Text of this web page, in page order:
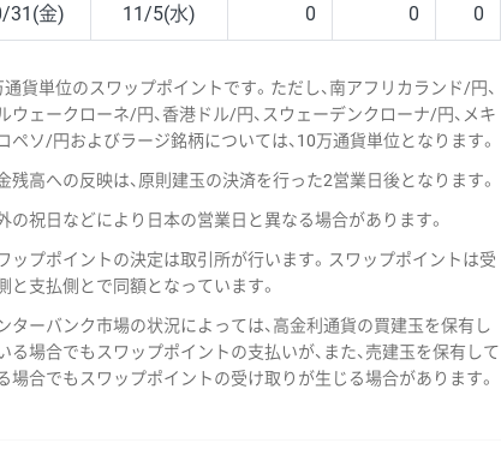
31(金) 11/5(水) 0 0 0
通貨単位のスワップポイントです。ただし、南アフリカランド/円、
ウェークローネ/円、香港ドル/円、スウェーデンクローナ/円、メキ
ペソ/円およびラージ銘柄については、10万通貨単位となります。
残高への反映は、原則建玉の決済を行った2営業日後となります。
の祝日などにより日本の営業日と異なる場合があります。
ップポイントの決定は取引所が行います。スワップポイントは受
と支払側とで同額となっています。
ターバンク市場の状況によっては、高金利通貨の買建玉を保有し
る場合でもスワップポイントの支払いが、また、売建玉を保有して
場合でもスワップポイントの受け取りが生じる場合があります。